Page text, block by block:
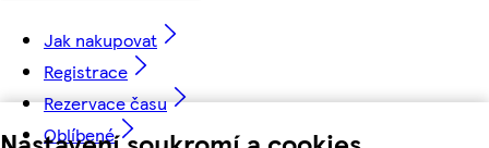
Jak nakupovat
Registrace
Rezervace času
Oblíbené